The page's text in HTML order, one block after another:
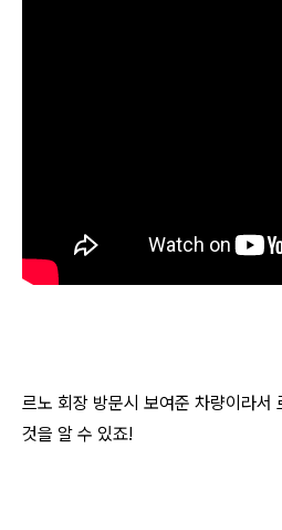
르노 회장 방문시 보여준 차량이라서
것을 알 수 있죠!